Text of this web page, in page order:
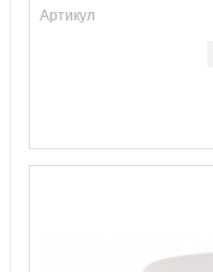
Артикул